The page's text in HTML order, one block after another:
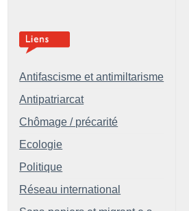
Antifascisme et antimiltarisme
Antipatriarcat
Chômage / précarité
Ecologie
Politique
Réseau international